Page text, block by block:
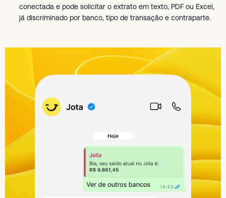
conectada e pode solicitar o extrato em texto, PDF ou Excel,
já discriminado por banco, tipo de transação e contraparte.